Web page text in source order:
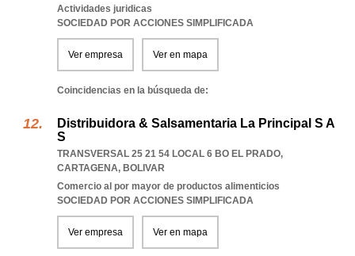
Actividades juridicas
SOCIEDAD POR ACCIONES SIMPLIFICADA
Ver empresa Ver en mapa
Coincidencias en la búsqueda de:
Distribuidora & Salsamentaria La Principal S A
S
TRANSVERSAL 25 21 54 LOCAL 6 BO EL PRADO,
CARTAGENA, BOLIVAR
Comercio al por mayor de productos alimenticios
SOCIEDAD POR ACCIONES SIMPLIFICADA
Ver empresa Ver en mapa